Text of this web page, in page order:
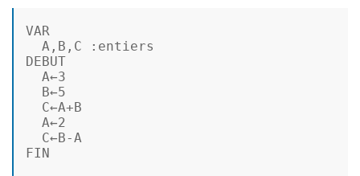
VAR
A , B , C : entiers
DEBUT
A←3
B←5
C←A+ B
A←2
C← B-A
FIN